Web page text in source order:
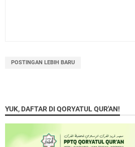
POSTINGAN LEBIH BARU
YUK, DAFTAR DI QORYATUL QUR'AN!